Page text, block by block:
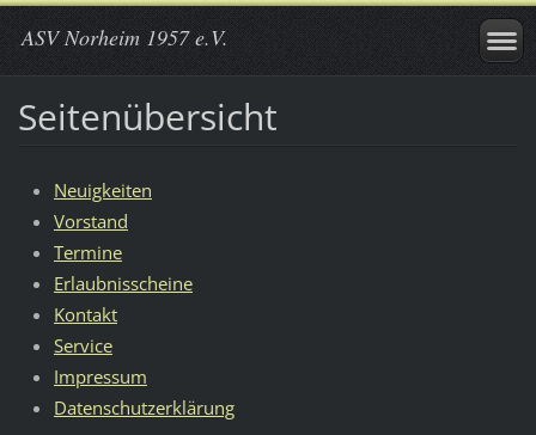
ASV Norheim 1957 e.V.
Seitenübersicht
Neuigkeiten
Vorstand
Termine
Erlaubnisscheine
Kontakt
Service
Impressum
Datenschutzerklärung